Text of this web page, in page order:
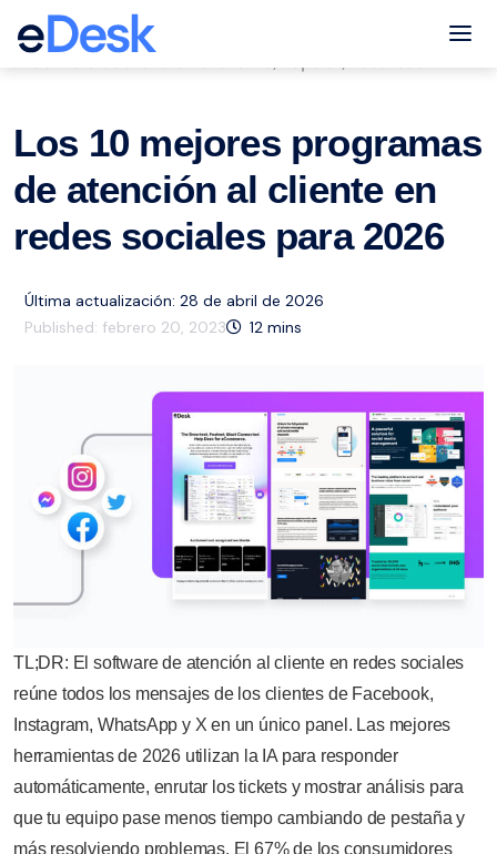
eCommerce Support Central
Los 10 mejores programas
de atención al cliente en
redes sociales para 2026
Última actualización: 28 de abril de 2026
Published: febrero 20, 2023 12 mins
TL;DR: El software de atención al cliente en redes sociales
reúne todos los mensajes de los clientes de Facebook,
Instagram, WhatsApp y X en un único panel. Las mejores
herramientas de 2026 utilizan la IA para responder
automáticamente, enrutar los tickets y mostrar análisis para
que tu equipo pase menos tiempo cambiando de pestaña y
más resolviendo problemas. El 67% de los consumidores